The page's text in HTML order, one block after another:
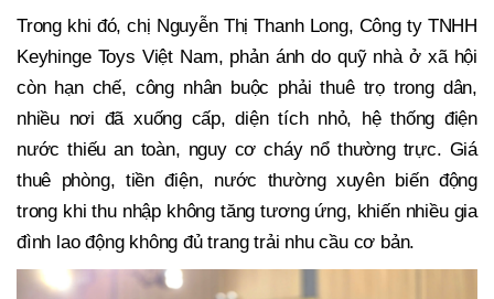
Trong khi đó, chị Nguyễn Thị Thanh Long, Công ty TNHH
Keyhinge Toys Việt Nam, phản ánh do quỹ nhà ở xã hội
còn hạn chế, công nhân buộc phải thuê trọ trong dân,
nhiều nơi đã xuống cấp, diện tích nhỏ, hệ thống điện
nước thiếu an toàn, nguy cơ cháy nổ thường trực. Giá
thuê phòng, tiền điện, nước thường xuyên biến động
trong khi thu nhập không tăng tương ứng, khiến nhiều gia
đình lao động không đủ trang trải nhu cầu cơ bản.